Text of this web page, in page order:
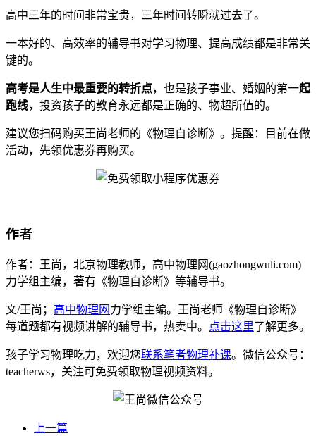
高中三年的时间非常宝贵，三年时间转瞬就过去了。
一本好的、高效率的辅导书对学习物理、提高成绩都是非常关
键的。
高考是人生中最重要的转折点，也是孩子事业、婚姻的第一起
跑线，投资孩子的教育永远都是正确的、物超所值的。
建议您扫码购买王尚老师的《物理自诊断》。提醒：目前在做
活动，先领优惠券再购买。
作者
作者：王尚，北京物理教师，高中物理网(gaozhongwuli.com)
力学组主编，著有《物理自诊断》等辅导书。
文/王尚； 高中物理网 力学组主编。王尚老师《物理自诊断》
每道题都有视频讲解的辅导书，热卖中。
点击这里了解更多。
孩子学习物理吃力，欢迎您联系笔者物理补课。微信公众号：
teacherws，关注可免费领取物理视频资料。
上一篇